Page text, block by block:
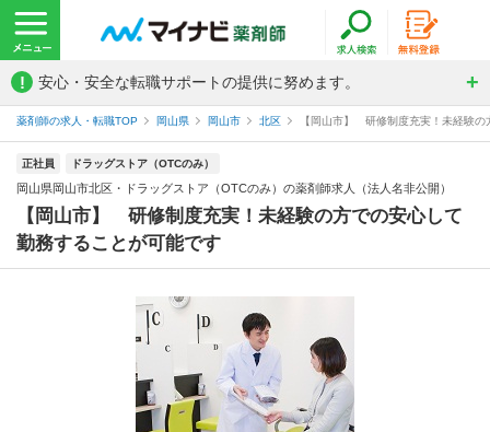
! 安心・安全な転職サポートの提供に努めます。
薬剤師の求人・転職TOP 岡山県 岡山市 北区 【岡山市】 研修制度充実！未経験
正社員 ドラッグストア（OTCのみ）
岡山県岡山市北区・ドラッグストア（OTCのみ）の薬剤師求人（法人名非公開）
【岡山市】 研修制度充実！未経験の方での安心して
勤務することが可能です